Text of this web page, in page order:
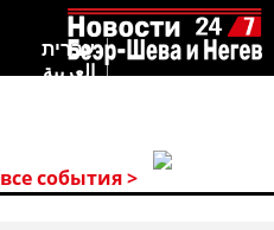
עברית
العربية
все события >